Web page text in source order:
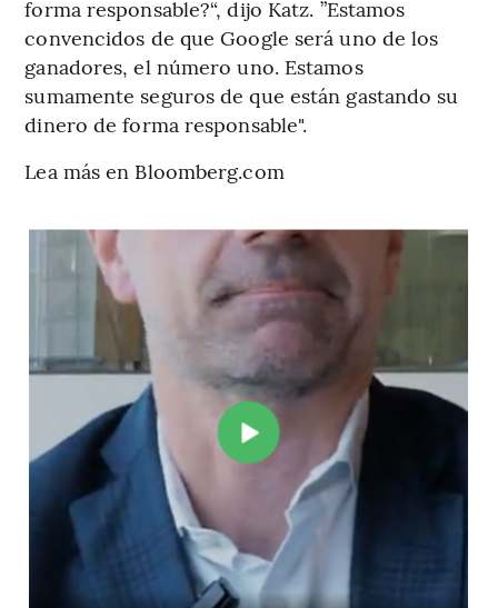
forma responsable?“, dijo Katz. ”Estamos
convencidos de que Google será uno de los
ganadores, el número uno. Estamos
sumamente seguros de que están gastando su
dinero de forma responsable".
Lea más en Bloomberg.com